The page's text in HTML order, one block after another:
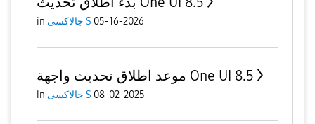
d
in جالاكسى S 05-16-2026
موعد اطلاق تحديث واجهة One UI 8.5
in جالاكسى S 08-02-2025